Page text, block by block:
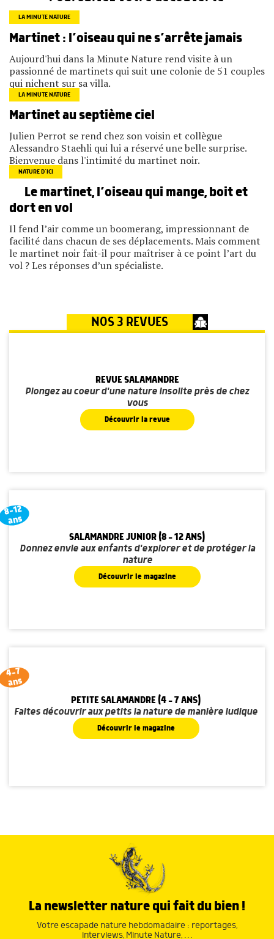
LA MINUTE NATURE
Martinet : l’oiseau qui ne s’arrête jamais
Aujourd'hui dans la Minute Nature rend visite à un
passionné de martinets qui suit une colonie de 51 couples
qui nichent sur sa villa.
LA MINUTE NATURE
Martinet au septième ciel
Julien Perrot se rend chez son voisin et collègue
Alessandro Staehli qui lui a réservé une belle surprise.
Bienvenue dans l'intimité du martinet noir.
NATURE D’ICI
Le martinet, l’oiseau qui mange, boit et
dort en vol
Il fend l’air comme un boomerang, impressionnant de
facilité dans chacun de ses déplacements. Mais comment
le martinet noir fait-il pour maîtriser à ce point l’art du
vol ? Les réponses d’un spécialiste.
NOS 3 REVUES
REVUE SALAMANDRE
Plongez au coeur d'une nature insolite près de chez
vous
Découvrir la revue
8-12
ans
SALAMANDRE JUNIOR (8 - 12 ANS)
Donnez envie aux enfants d'explorer et de protéger la
nature
Découvrir le magazine
4-7
ans
PETITE SALAMANDRE (4 - 7 ANS)
Faites découvrir aux petits la nature de manière ludique
Découvrir le magazine
La newsletter nature qui fait du bien !
Votre escapade nature hebdomadaire : reportages,
interviews, Minute Nature, …